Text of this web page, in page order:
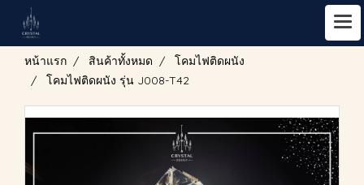
หน้าแรก สินค้าทั้งหมด
โคมไฟติดผนัง
โคมไฟติดผนัง รุ่น J008-T42